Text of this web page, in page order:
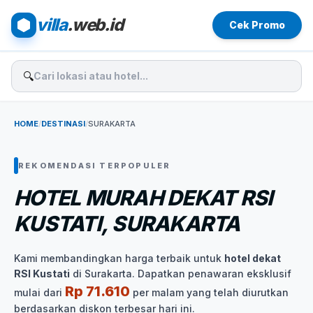
villa.web.id Cek Promo
🔍
HOME/DESTINASI/SURAKARTA
REKOMENDASI TERPOPULER
HOTEL MURAH DEKAT RSI
KUSTATI, SURAKARTA
Kami membandingkan harga terbaik untuk hotel dekat
RSI Kustati di Surakarta. Dapatkan penawaran eksklusif
mulai dari Rp 71.610 per malam yang telah diurutkan
berdasarkan diskon terbesar hari ini.